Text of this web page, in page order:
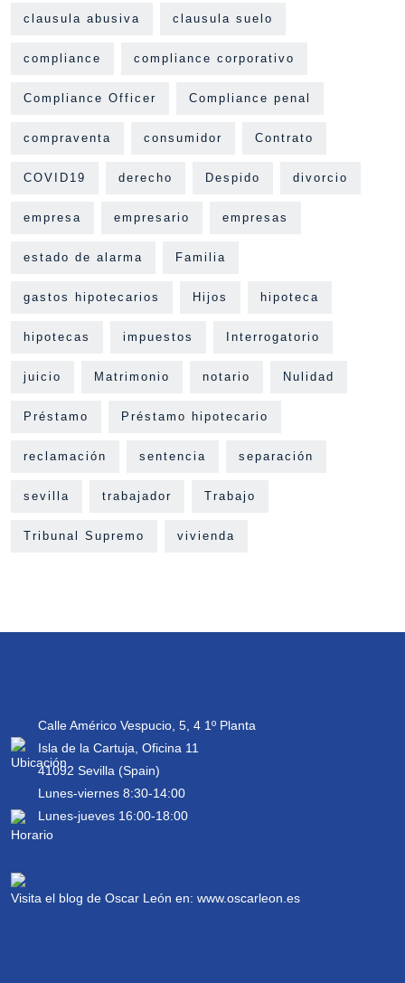
clausula abusiva clausula suelo
compliance compliance corporativo
Compliance Officer Compliance penal
compraventa consumidor Contrato
COVID19 derecho Despido divorcio
empresa empresario empresas
estado de alarma Familia
gastos hipotecarios Hijos hipoteca
hipotecas impuestos Interrogatorio
juicio Matrimonio notario Nulidad
Préstamo Préstamo hipotecario
reclamación sentencia separación
sevilla trabajador Trabajo
Tribunal Supremo vivienda
Calle Américo Vespucio, 5, 4 1º Planta
Isla de la Cartuja, Oficina 11
41092 Sevilla (Spain)
Lunes-viernes 8:30-14:00
Lunes-jueves 16:00-18:00
Visita el blog de Oscar León en: www.oscarleon.es